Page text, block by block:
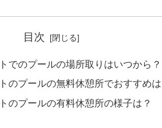
目次
でのプールの場所取りはいつから？
のプールの無料休憩所でおすすめは
のプールの有料休憩所の様子は？